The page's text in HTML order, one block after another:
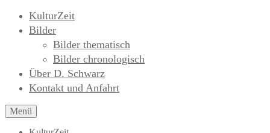
KulturZeit
Bilder
Bilder thematisch
Bilder chronologisch
Über D. Schwarz
Kontakt und Anfahrt
Menü